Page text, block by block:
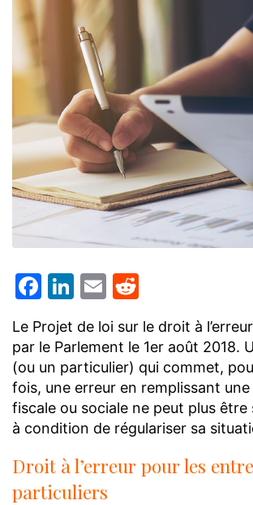
Facebook
LinkedIn
Email
Le Projet de loi sur le droit à
par le Parlement le 1er août 2018.
(ou un particulier) qui commet,
fois, une erreur en remplissant
fiscale ou sociale ne peut plus être
à condition de régulariser sa
Droit à l’erreur pour les
particuliers